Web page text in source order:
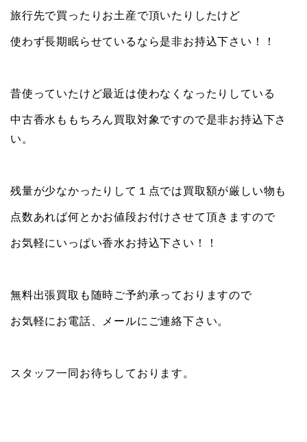
旅行先で買ったりお土産で頂いたりしたけど
使わず長期眠らせているなら是非お持込下さい！！
昔使っていたけど最近は使わなくなったりしている
中古香水ももちろん買取対象ですので是非お持込下さ
い。
残量が少なかったりして１点では買取額が厳しい物も
点数あれば何とかお値段お付けさせて頂きますので
お気軽にいっぱい香水お持込下さい！！
無料出張買取も随時ご予約承っておりますので
お気軽にお電話、メールにご連絡下さい。
スタッフ一同お待ちしております。